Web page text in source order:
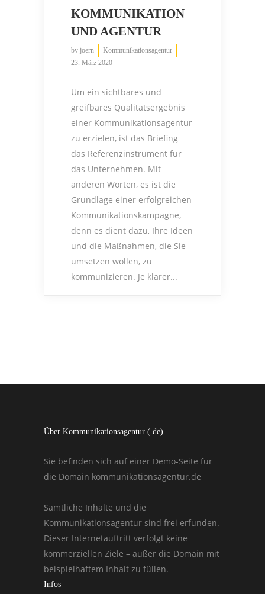
KOMMUNIKATION
UND AGENTUR
by joern
Kommunikationsagentur
23. März 2020
Um ein sichtbares und
greifbares Qualitätsergebnis
einer Kommunikationsagentur
zu erzielen, ist das Briefing
das Referenzinstrument für
das Unternehmen. Mit
anderen Worten, es ist die
Grundlage einer erfolgreichen
Kommunikationskampagne,
denn es dient dazu, Ihre Ideen
und die Maßnahmen, die Sie
umsetzen wollen, zu
kommunizieren. Je klarer...
Über Kommunikationsagentur (.de)
Sie befinden sich auf einer Demo-Seite für
die Domain kommunikationsagentur.de
Sämtliche Inhalte und die
Kommunikationsagentur sind frei erfunden.
Dieser Internetauftritt verfolgt keine
kommerziellen Ziele – außer die Domain mit
beispielhaftem Inhalt zu füllen.
Infos